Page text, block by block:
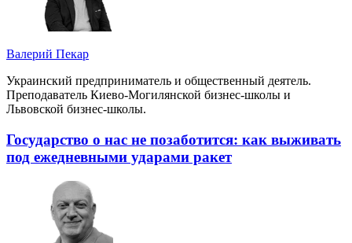
Валерий Пекар
Украинский предприниматель и общественный деятель.
Преподаватель Киево-Могилянской бизнес-школы и
Львовской бизнес-школы.
Государство о нас не позаботится: как выживать
под ежедневными ударами ракет